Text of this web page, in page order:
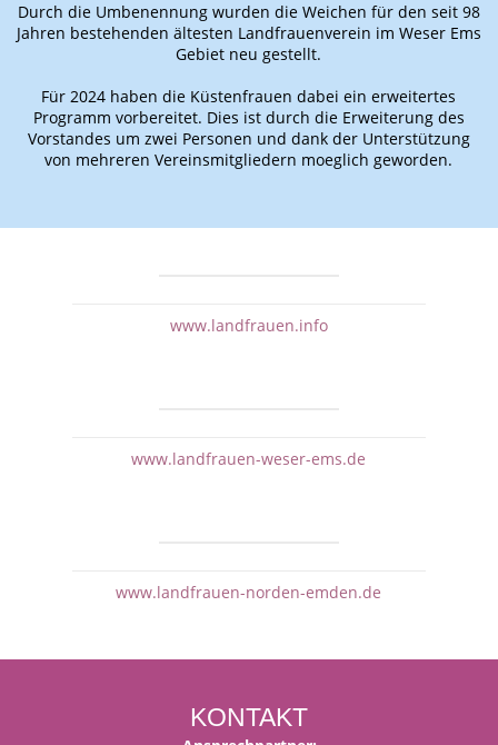
Durch die Umbenennung wurden die Weichen für den seit 98
Jahren bestehenden ältesten Landfrauenverein im Weser Ems
Gebiet neu gestellt.
Für 2024 haben die Küstenfrauen dabei ein erweitertes
Programm vorbereitet. Dies ist durch die Erweiterung des
Vorstandes um zwei Personen und dank der Unterstützung
von mehreren Vereinsmitgliedern moeglich geworden.
www.landfrauen.info
www.landfrauen-weser-ems.de
www.landfrauen-norden-emden.de
KONTAKT